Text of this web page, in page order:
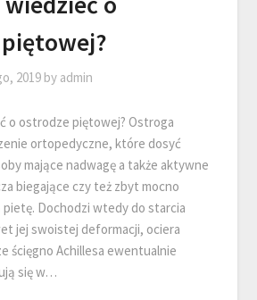
2019 by admin
o ostrodze piętowej? Ostroga
ortopedyczne, które dosyć
mające nadwagę a także aktywne
biegające czy też zbyt mocno
pietę. Dochodzi wtedy do starcia
jej swoistej deformacji, ociera
ścięgno Achillesa ewentualnie
się w…